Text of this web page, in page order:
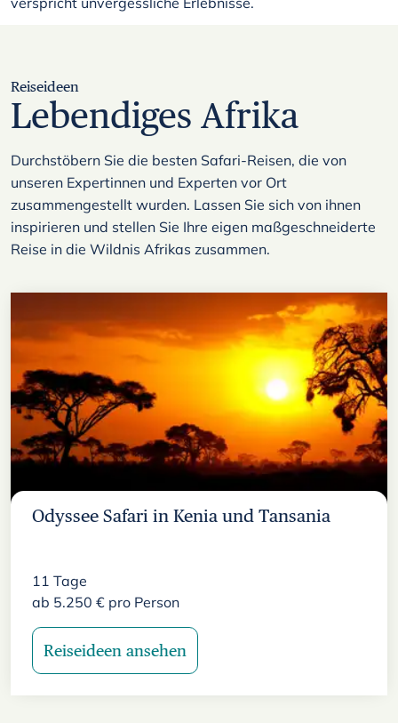
Reiseideen
Lebendiges Afrika
Durchstöbern Sie die besten Safari-Reisen, die von
unseren Expertinnen und Experten vor Ort
zusammengestellt wurden. Lassen Sie sich von ihnen
inspirieren und stellen Sie Ihre eigen maßgeschneiderte
Reise in die Wildnis Afrikas zusammen.
Odyssee Safari in Kenia und Tansania
11 Tage
ab 5.250 € pro Person
Reiseideen ansehen